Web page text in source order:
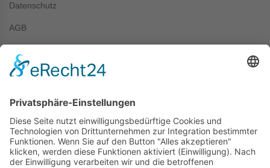
Datenschutz
AGB
+49 (0) 7044 / 4067
Siemensstr. 2
D-71299 Wimsheim
Copyright © Prechter + Renner GmbH, 2024